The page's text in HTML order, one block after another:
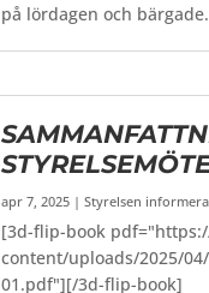
på lördagen och
apr 7, 2025 |Styrelsen
[3d-flip-book
content/uploads/2025/
01.pdf"][/3d-flip-book]